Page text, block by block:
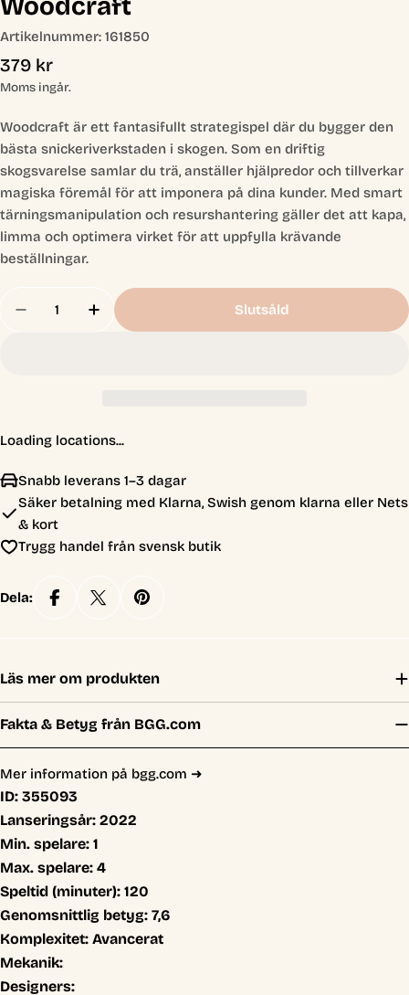
Artikelnummer: 161850
Ordinarie
pris
379 kr
Moms ingår.
Woodcraft är ett fantasifullt strategispel där du bygger den
bästa snickeriverkstaden i skogen. Som en driftig
skogsvarelse samlar du trä, anställer hjälpredor och tillverkar
magiska föremål för att imponera på dina kunder. Med smart
tärningsmanipulation och resurshantering gäller det att kapa,
limma och optimera virket för att uppfylla krävande
beställningar.
Minska Antal För Woodcraft
Öka Antal För Woodcraft
Slutsåld
Loading locations...
Snabb leverans 1–3 dagar
Säker betalning med Klarna, Swish genom klarna eller Nets
& kort
Trygg handel från svensk butik
Dela:
Läs mer om produkten
Fakta & Betyg från BGG.com
Mer information på bgg.com ➜
ID: 355093
Lanseringsår: 2022
Min. spelare: 1
Max. spelare: 4
Speltid (minuter): 120
Genomsnittlig betyg: 7,6
Komplexitet: Avancerat
Mekanik:
Designers: